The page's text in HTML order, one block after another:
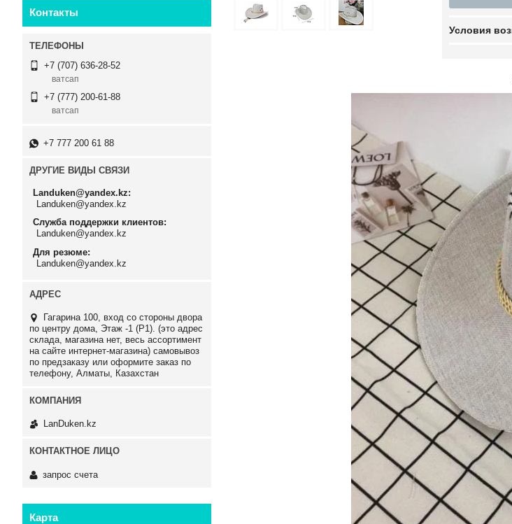
Контакты
+7 (707) 636-28-52
ватсап
+7 (777) 200-61-88
ватсап
+7 777 200 61 88
ДРУГИЕ ВИДЫ СВЯЗИ
Landuken@yandex.kz
Landuken@yandex.kz
Служба поддержки клиентов
Landuken@yandex.kz
Для резюме
Landuken@yandex.kz
Гагарина 100, вход со стороны двора
по центру дома, Этаж -1 (P1). (это адрес
склада, магазина нет, весь ассортимент
на сайте интернет-магазина) самовывоз
по предзаказу или оформите заказ по
телефону, Алматы, Казахстан
LanDuken.kz
запрос счета
Карта